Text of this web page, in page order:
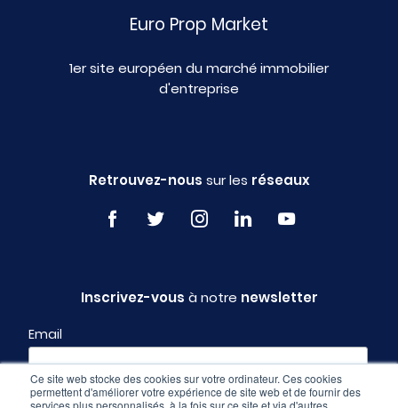
Ce site web stocke des cookies sur votre ordinateur. Ces cookies
permettent d'améliorer votre expérience de site web et de fournir des
services plus personnalisés, à la fois sur ce site et via d'autres
Euro Prop Market
1er site européen du marché immobilier
d'entreprise
Retrouvez-nous sur les réseaux
Inscrivez-vous à notre newsletter
Email
Profil